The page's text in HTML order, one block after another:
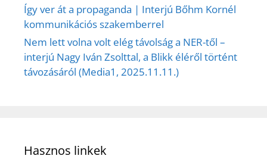
Így ver át a propaganda | Interjú Bőhm Kornél
kommunikációs szakemberrel
Nem lett volna volt elég távolság a NER-től –
interjú Nagy Iván Zsolttal, a Blikk éléről történt
távozásáról (Media1, 2025.11.11.)
Hasznos linkek